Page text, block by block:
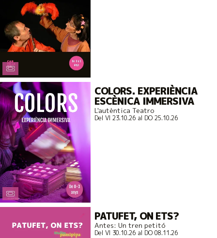
COLORS. EXPERIÈNCIA
ESCÈNICA IMMERSIVA
L'autèntica Teatro
Del VI 23.10.26al DO 25.10.26
PATUFET, ON ETS?
Antes: Un tren petitó
Del VI 30.10.26al DO 08.11.26